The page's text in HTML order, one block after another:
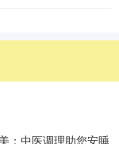
：中医调理助您安睡